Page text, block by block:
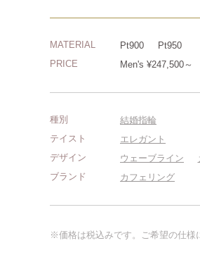
MATERIAL Pt900
Pt950
PRICE
Men's ¥247,500～
種別
結婚指輪
テイスト
エレガント
デザイン
ウェーブライン
ブランド
カフェリング
※価格は税込みです。ご希望の仕様